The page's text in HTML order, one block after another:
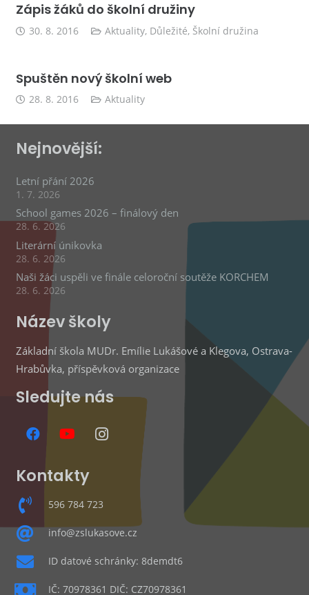
Zápis žáků do školní družiny
30. 8. 2016 Aktuality, Důležité, Školní družina
Spuštěn nový školní web
28. 8. 2016 Aktuality
Nejnovější:
Letní přání 2026
1. 7. 2026
School games 2026 – finálový den
28. 6. 2026
Literární únikovka
28. 6. 2026
Naši žáci uspěli ve finále celoroční soutěže KORCHEM
28. 6. 2026
Název školy
Základní škola MUDr. Emílie Lukášové a Klegova, Ostrava-
Hrabůvka, příspěvková organizace
Sledujte nás
Kontakty
596 784 723
info@zslukasove.cz
ID datové schránky: 8demdt6
IČ: 70978361 DIČ: CZ70978361